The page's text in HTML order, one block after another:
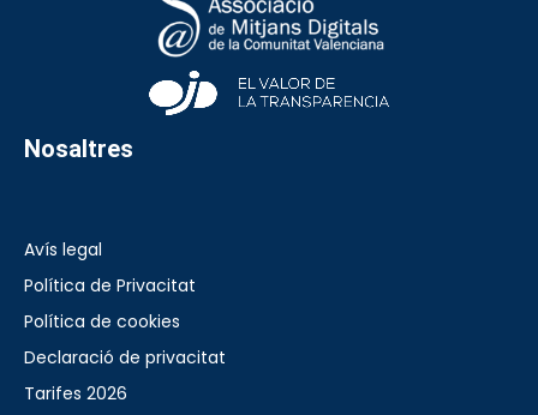
Nosaltres
Avís legal
Política de Privacitat
Política de cookies
Declaració de privacitat
Tarifes 2026